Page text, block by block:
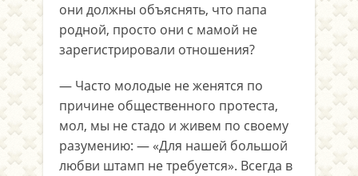
они должны объяснять, что папа
родной, просто они с мамой не
зарегистрировали отношения?
— Часто молодые не женятся по
причине общественного протеста,
мол, мы не стадо и живем по своему
разумению: — «Для нашей большой
любви штамп не требуется». Всегда в